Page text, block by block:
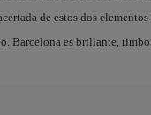
de estos dos
Barcelona es brillante,